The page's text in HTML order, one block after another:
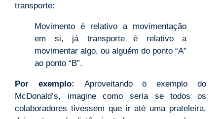
transporte:
Movimento é relativo a movimentação
em si, já transporte é relativo a
movimentar algo, ou alguém do ponto “A”
ao ponto “B”.
Por exemplo: Aproveitando o exemplo do
McDonald’s, imagine como seria se todos os
colaboradores tivessem que ir até uma prateleira,